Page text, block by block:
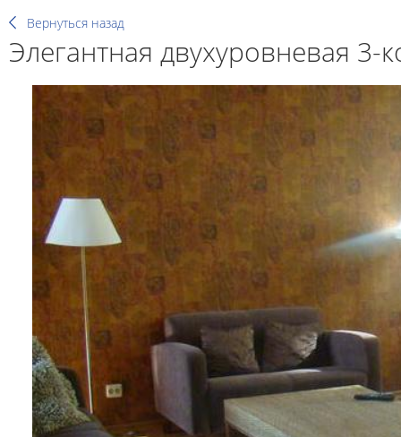
Вернуться назад
Элегантная двухуровневая 3-